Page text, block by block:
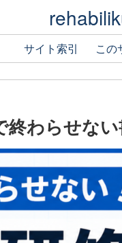
サイト索引
終わらせな